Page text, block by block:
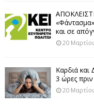
και σε
20
Καρδιά και
3 ώρες
20